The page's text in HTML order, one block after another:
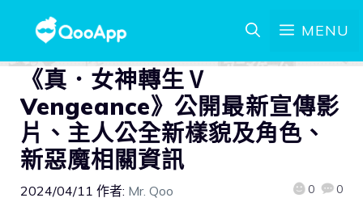
MENU
《真．女神轉生Ⅴ
Vengeance》公開最新宣傳影
片、主人公全新樣貌及角色、
新惡魔相關資訊
2024/04/11 作者: Mr. Qoo 0 0